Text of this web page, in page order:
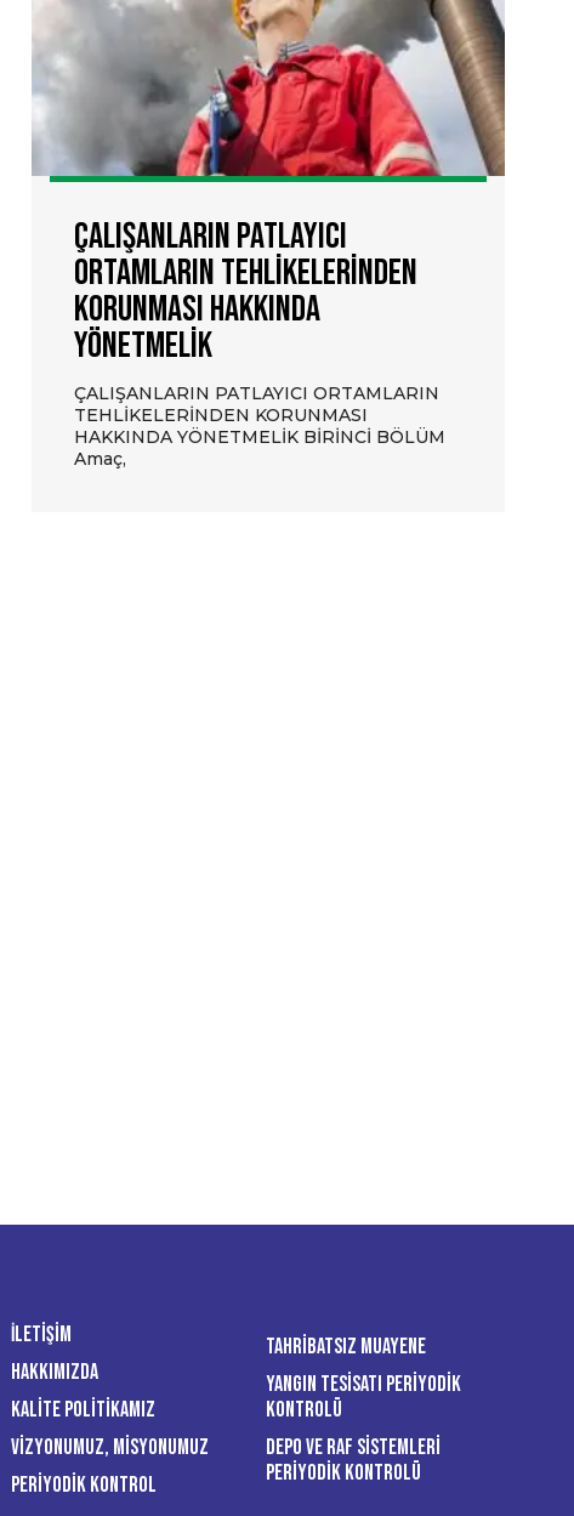
Çalışanların Patlayıcı
Ortamların Tehlikelerinden
Korunması Hakkında
Yönetmelik
ÇALIŞANLARIN PATLAYICI ORTAMLARIN
TEHLİKELERİNDEN KORUNMASI
HAKKINDA YÖNETMELİK BİRİNCİ BÖLÜM
Amaç,
İletişim
Hakkımızda
Kalite Politikamız
Vizyonumuz, Misyonumuz
Periyodik Kontrol
Tahribatsız Muayene
Yangın Tesisatı Periyodik
Kontrolü
Depo ve Raf Sistemleri
Periyodik Kontrolü